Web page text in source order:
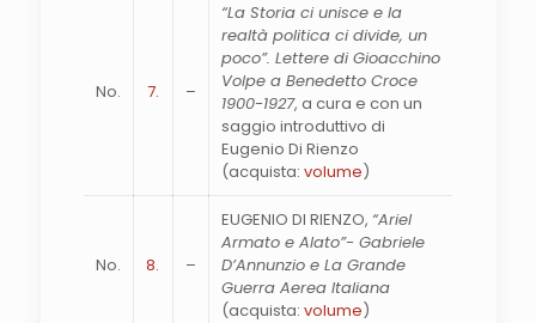
No. 7. –
“La Storia ci unisce e la
realtà politica ci divide, un
poco”. Lettere di Gioacchino
Volpe a Benedetto Croce
1900-1927, a cura e con un
saggio introduttivo di
Eugenio Di Rienzo
(acquista: volume)
No. 8. –
EUGENIO DI RIENZO, “Ariel
Armato e Alato”- Gabriele
D’Annunzio e La Grande
Guerra Aerea Italiana
(acquista: volume)